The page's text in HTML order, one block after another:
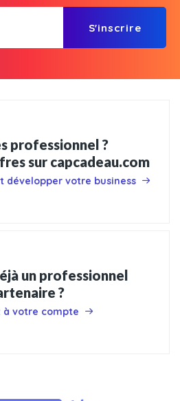
S'inscrire
professionnel ?
sur capcadeau.com
développer votre business
un professionnel
?
à votre compte